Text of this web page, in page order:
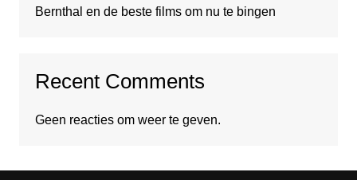
Bernthal en de beste films om nu te bingen
Recent Comments
Geen reacties om weer te geven.